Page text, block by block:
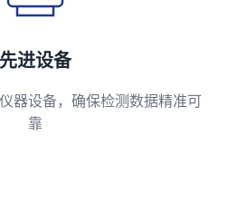
先进设备
器设备，确保检测数据精准可
靠